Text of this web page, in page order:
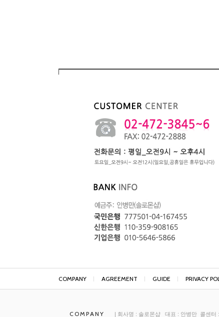
COMPANY AGREEMENT GUIDE PRIVACY
COMPANY | 회사명 : 솔로몬샵 대표 : 안병만 콜센터